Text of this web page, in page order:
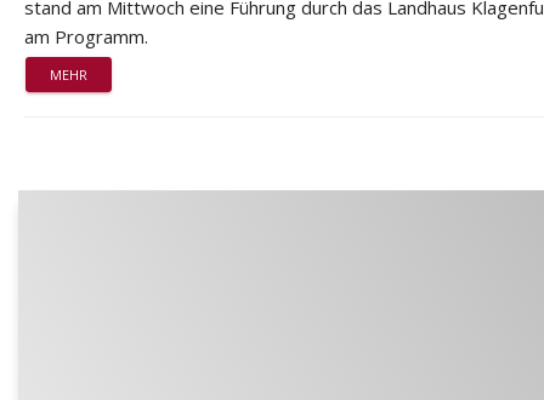
stand am Mittwoch eine Führung durch das Landhaus
am Programm.
MEHR